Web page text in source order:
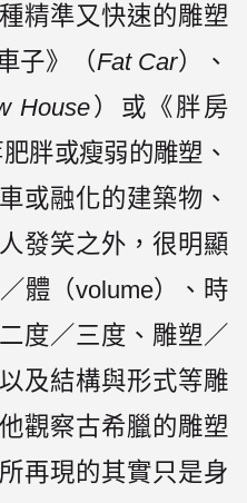
精準又快速的雕塑
子》（Fat Car）、
House ）或《胖房
胖或瘦弱的雕塑、
或融化的建築物、
發笑之外，很明顯
體（volume）、時
度／三度、雕塑／
及結構與形式等雕
觀察古希臘的雕塑
再現的其實只是身